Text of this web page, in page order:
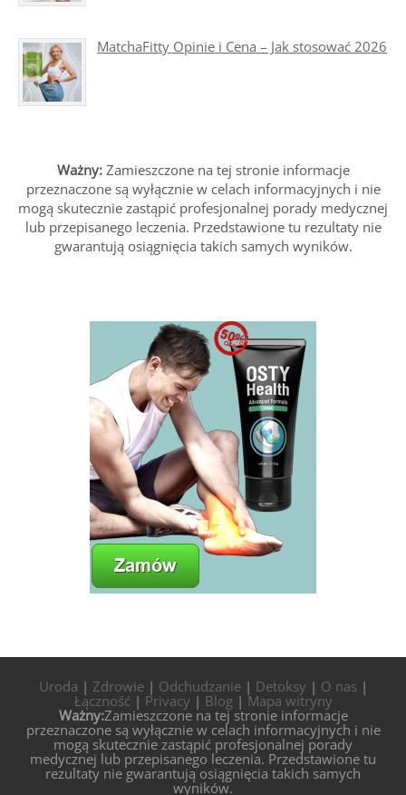
MatchaFitty Opinie i Cena – Jak stosować 2026
Ważny:Zamieszczone na tej stronie informacje
przeznaczone są wyłącznie w celach informacyjnych i nie
mogą skutecznie zastąpić profesjonalnej porady medycznej
lub przepisanego leczenia. Przedstawione tu rezultaty nie
gwarantują osiągnięcia takich samych wyników.
Uroda | Zdrowie| Odchudzanie| Detoksy | O nas |
Łączność | Privacy | Blog| Mapa witryny
Ważny:Zamieszczone na tej stronie informacje
przeznaczone są wyłącznie w celach informacyjnych i nie
mogą skutecznie zastąpić profesjonalnej porady
medycznej lub przepisanego leczenia. Przedstawione tu
rezultaty nie gwarantują osiągnięcia takich samych
wyników.